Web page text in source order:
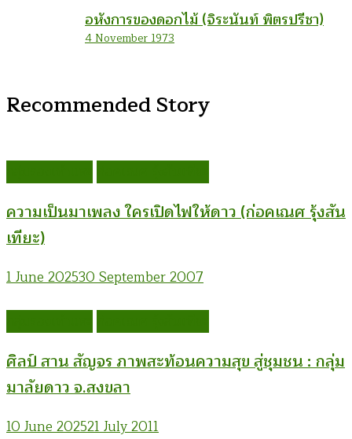
อหังการของดอกไม้ (จิระนันท์ พิตรปรีชา)
4 November 1973
Recommended Story
ความเป็นมาเพลง ใครเปิดไฟให้ดาว (ก่อคเณศ รุ้งสัน
เทียะ)
1 June 202530 September 2007
ศิลป์ สาน สัญจร ภาพสะท้อนความสุข สู่ชุมชน : กลุ่ม
มาลัยดาว จ.สงขลา
10 June 202521 July 2011